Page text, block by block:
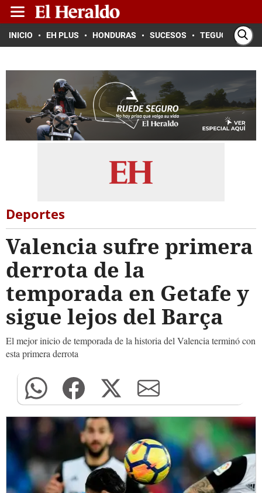
INICIO EH PLUS HONDURAS SUCESOS TEGUCIGALPA
Deportes
Valencia sufre primera
derrota de la
temporada en Getafe y
sigue lejos del Barça
El mejor inicio de temporada de la historia del Valencia terminó con
esta primera derrota